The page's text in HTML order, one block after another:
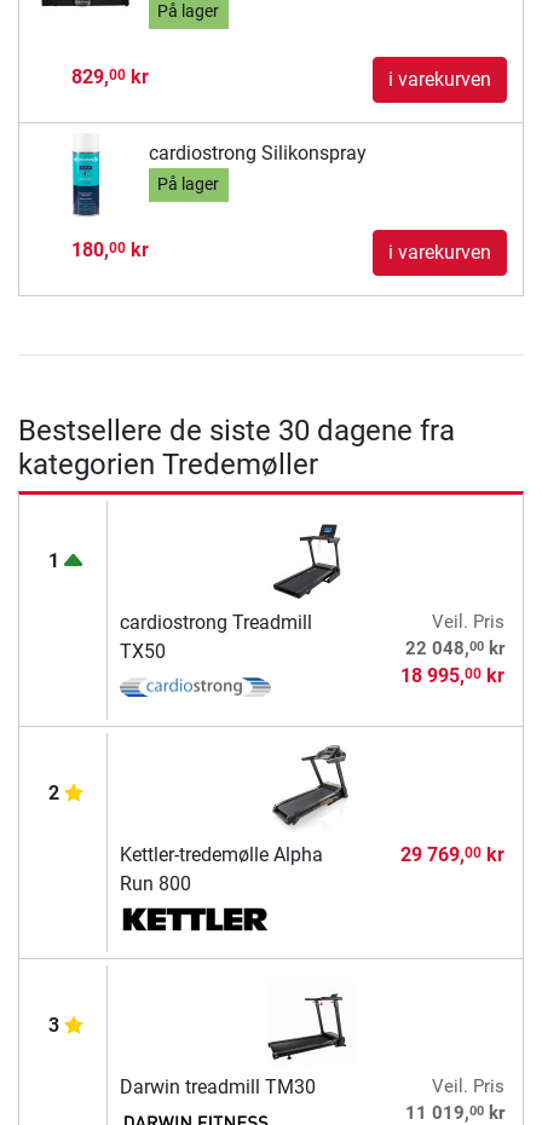
På lager
829,00kr i varekurven
cardiostrong Silikonspray
På lager
180,00kr i varekurven
Bestsellere de siste 30 dagene fra
kategorien Tredemøller
1
cardiostrong Treadmill
TX50
Veil. Pris
22 048,00kr
18 995,00kr
2
Kettler-tredemølle Alpha
Run 800
29 769,00kr
3
Darwin treadmill TM30
Veil. Pris
11 019,00kr